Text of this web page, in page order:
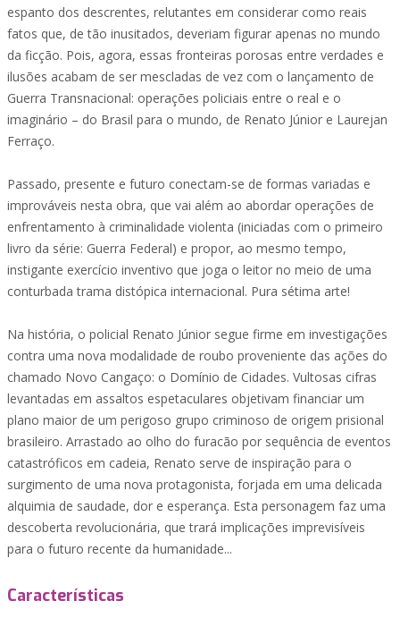
espanto dos descrentes, relutantes em considerar como reais
fatos que, de tão inusitados, deveriam figurar apenas no mundo
da ficção. Pois, agora, essas fronteiras porosas entre verdades e
ilusões acabam de ser mescladas de vez com o lançamento de
Guerra Transnacional: operações policiais entre o real e o
imaginário – do Brasil para o mundo, de Renato Júnior e Laurejan
Ferraço.
Passado, presente e futuro conectam-se de formas variadas e
improváveis nesta obra, que vai além ao abordar operações de
enfrentamento à criminalidade violenta (iniciadas com o primeiro
livro da série: Guerra Federal) e propor, ao mesmo tempo,
instigante exercício inventivo que joga o leitor no meio de uma
conturbada trama distópica internacional. Pura sétima arte!
Na história, o policial Renato Júnior segue firme em investigações
contra uma nova modalidade de roubo proveniente das ações do
chamado Novo Cangaço: o Domínio de Cidades. Vultosas cifras
levantadas em assaltos espetaculares objetivam financiar um
plano maior de um perigoso grupo criminoso de origem prisional
brasileiro. Arrastado ao olho do furacão por sequência de eventos
catastróficos em cadeia, Renato serve de inspiração para o
surgimento de uma nova protagonista, forjada em uma delicada
alquimia de saudade, dor e esperança. Esta personagem faz uma
descoberta revolucionária, que trará implicações imprevisíveis
para o futuro recente da humanidade...
Características